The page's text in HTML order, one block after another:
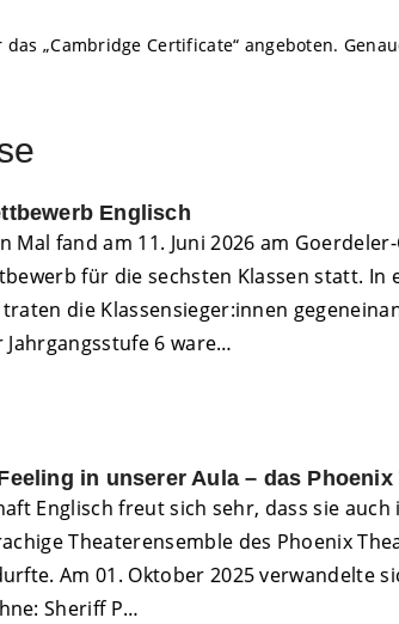
„Cambridge Certificate“ angeboten.
Englisch
Mal fand am 11. Juni 2026 am
für die sechsten Klassen statt. In
die Klassensieger:innen
Jahrgangsstufe 6 ware…
in unserer Aula – das Phoenix
Englisch freut sich sehr, dass sie
Theaterensemble des Phoenix
Am 01. Oktober 2025 verwandelte
Sheriff P…